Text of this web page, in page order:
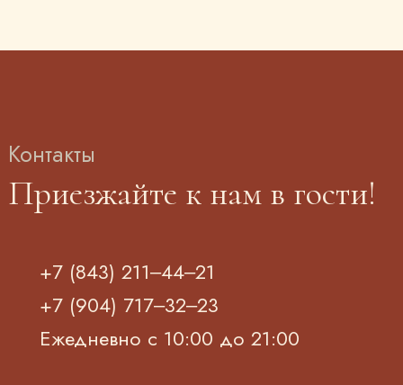
Контакты
Приезжайте к нам в гости!
+7 (843) 211‒44‒21
+7 (904) 717‒32‒23
Ежедневно с 10:00 до 21:00